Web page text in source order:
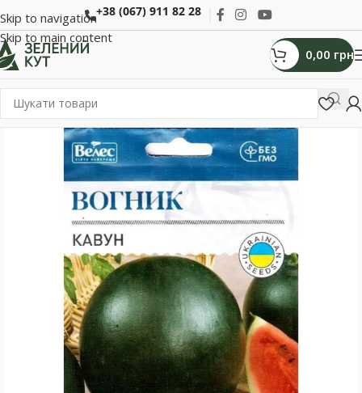
Skip to navigation
Skip to main content
+38 (067) 911 82 28
0,00 грн